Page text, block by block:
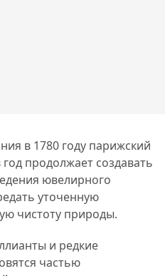
в 1780 году парижский
продолжает создавать
ювелирного
уточенную
чистоту природы.
и редкие
частью